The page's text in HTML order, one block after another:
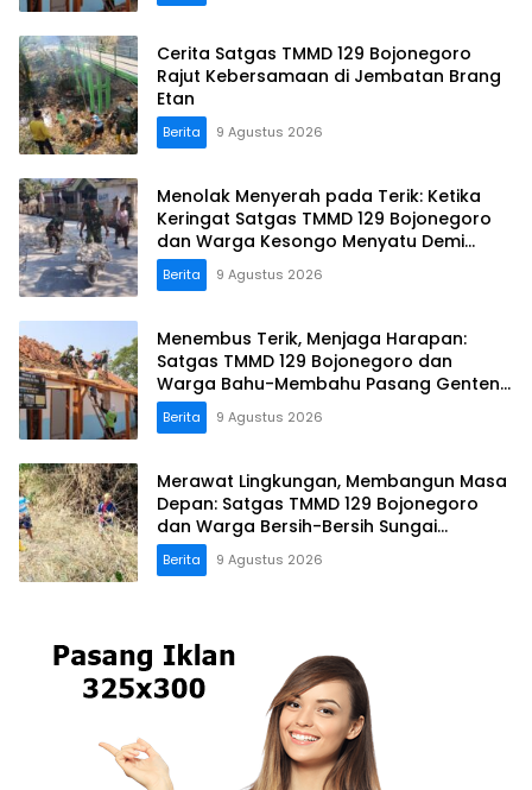
Cerita Satgas TMMD 129 Bojonegoro
Rajut Kebersamaan di Jembatan Brang
Etan
Berita 9 Agustus 2026
Menolak Menyerah pada Terik: Ketika
Keringat Satgas TMMD 129 Bojonegoro
dan Warga Kesongo Menyatu Demi
Jalan Masa Depan
Berita 9 Agustus 2026
Menembus Terik, Menjaga Harapan:
Satgas TMMD 129 Bojonegoro dan
Warga Bahu-Membahu Pasang Genteng
Rumah Bu Tini
Berita 9 Agustus 2026
Merawat Lingkungan, Membangun Masa
Depan: Satgas TMMD 129 Bojonegoro
dan Warga Bersih-Bersih Sungai
Kesongo
Berita 9 Agustus 2026